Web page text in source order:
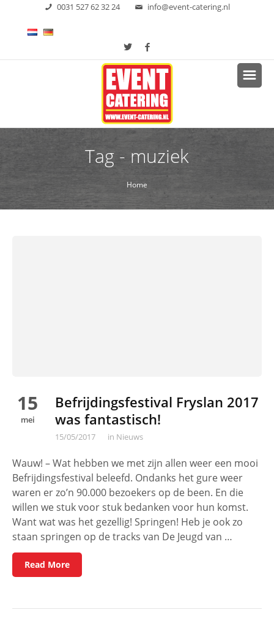
0031 527 62 32 24 info@event-catering.nl
Tag - muziek
Home
15
mei
Befrijdingsfestival Fryslan 2017
was fantastisch!
15/05/2017 in Nieuws
Wauw! – Wat hebben we met zijn allen weer een mooi
Befrijdingsfestival beleefd. Ondanks het gure weer
waren er zo’n 90.000 bezoekers op de been. En die
willen we stuk voor stuk bedanken voor hun komst.
Want wat was het gezellig! Springen! Heb je ook zo
staan springen op de tracks van De Jeugd van …
Read More